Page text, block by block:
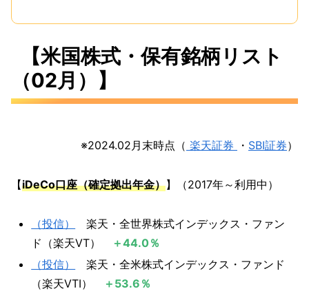
【米国株式・保有銘柄リスト
（02月）】
※2024.02月末時点（ 楽天証券 ・ SBI証券）
【iDeCo口座（確定拠出年金）】（2017年～利用中）
（投信）
楽天・全世界株式インデックス・ファン
ド（楽天VT）
＋44.0％
（投信）
楽天・全米株式インデックス・ファンド
（楽天VTI）
＋53.6％